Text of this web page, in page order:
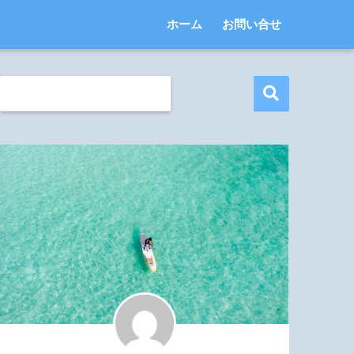
ホーム お問い合せ